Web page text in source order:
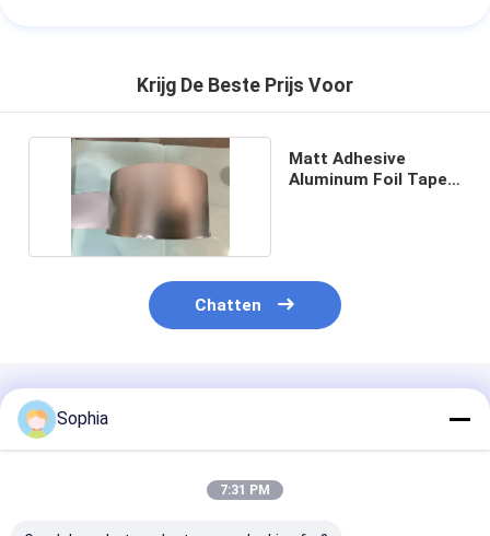
Krijg De Beste Prijs Voor
Matt Adhesive
Aluminum Foil Tape
Chatten
Geadviseerde Producten
Sophia
7:31 PM